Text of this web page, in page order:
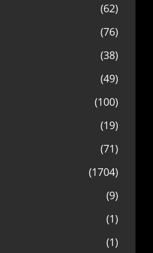
(62)
(76)
(38)
(49)
(100)
(19)
(71)
(1704)
(9)
(1)
(1)